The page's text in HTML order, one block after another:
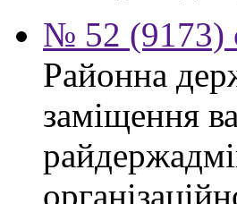
№ 52 (9173)
Районна
заміщення